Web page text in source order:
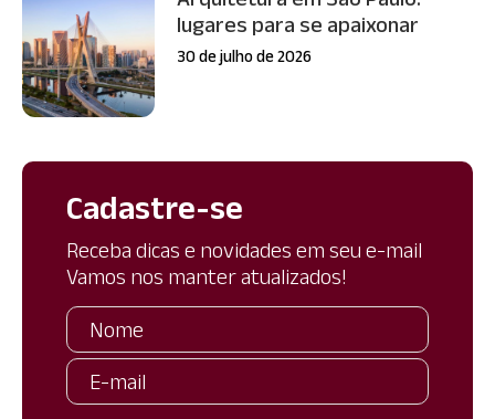
lugares para se apaixonar
30 de julho de 2026
Cadastre-se
Receba dicas e novidades em seu e-mail
Vamos nos manter atualizados!